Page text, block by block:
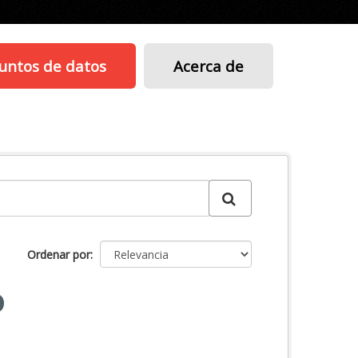
de datos Acerca de
Ordenar por